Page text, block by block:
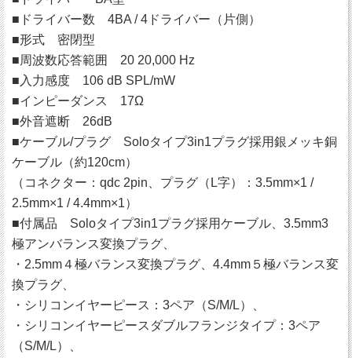
■ドライバー数 4BA / 4ドライバー（片側）
■形式 密閉型
■周波数応答範囲 20 20,000 Hz
■入力感度 106 dB SPL/mW
■インピーダンス 17Ω
■外音遮断 26dB
■ケーブル/プラグ Soloタイプ3in1プラグ採用銀メッキ銅
ケーブル（約120cm）
（コネクター：qdc 2pin、プラグ（L字）：3.5mm×1 /
2.5mm×1 / 4.4mm×1）
■付属品 Soloタイプ3in1プラグ採用ケーブル、3.5mm3
極アンバランス変換プラグ、
・2.5mm４極バランス変換プラグ、4.4mm５極バランス変
換プラグ、
・シリコンイヤーピース：3ペア（S/M/L）、
・シリコンイヤーピースダブルフランジタイプ：3ペア
（S/M/L）、